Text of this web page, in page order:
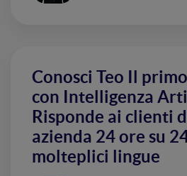
Conosci Teo Il
con Intelligenza
Risponde ai clienti
azienda 24 ore su
molteplici lingue